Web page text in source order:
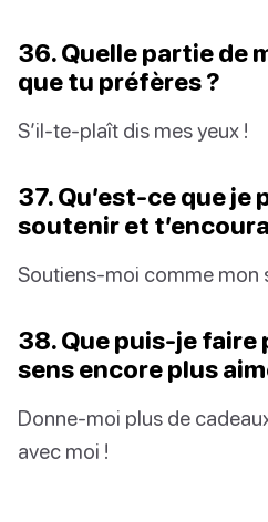
36. Quelle partie de
que tu préfères ?
S’il-te-plaît dis mes yeux !
37. Qu’est-ce que
soutenir et
Soutiens-moi comme mon
38. Que puis-je faire
sens encore plus
Donne-moi plus de
avec moi !